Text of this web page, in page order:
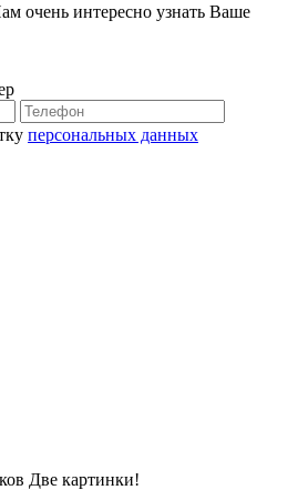
очень интересно узнать Ваше
персональных данных
Две картинки!